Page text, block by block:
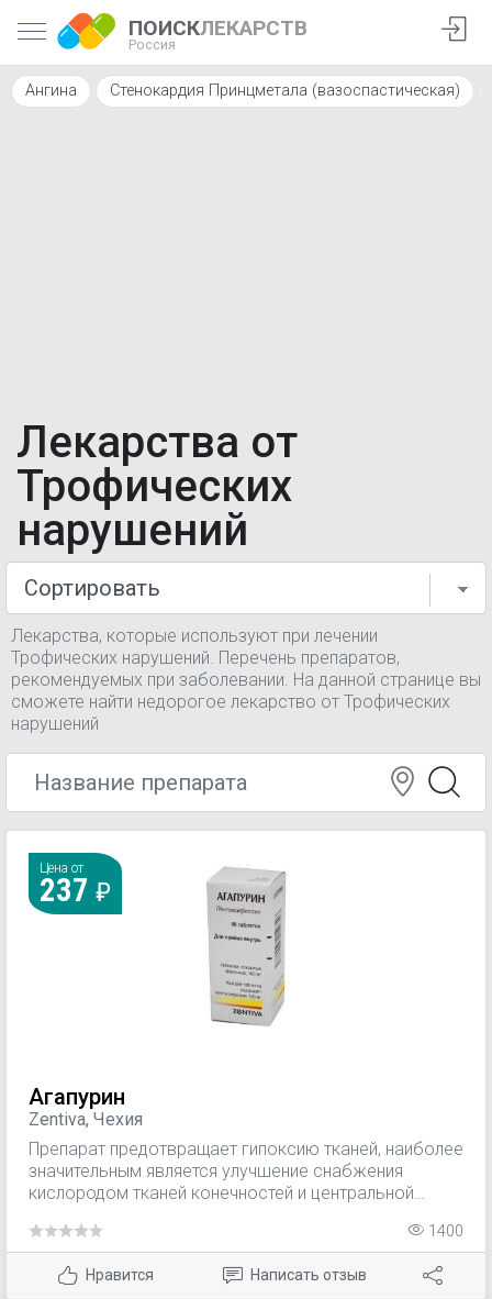
ПОИСКЛЕКАРСТВ
Россия
Ангина Стенокардия Принцметала (вазоспастическая)
Лекарства от
Трофических
нарушений
Лекарства, которые используют при лечении
Трофических нарушений. Перечень препаратов,
рекомендуемых при заболевании. На данной странице вы
сможете найти недорогое лекарство от Трофических
нарушений
Цена от
237
Агапурин
Zentiva, Чехия
Препарат предотвращает гипоксию тканей, наиболее
значительным является улучшение снабжения
кислородом тканей конечностей и центральной
1400
Нравится Написать отзыв